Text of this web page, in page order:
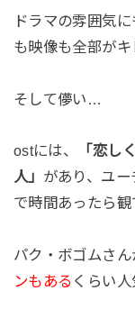
ドラマの雰囲気
も映像も全部がキ
そして儚い…
ostには、 「恋し
人」 があり、ユ
で時間あったら観
パク・ボゴムさ
ンもある くらい人